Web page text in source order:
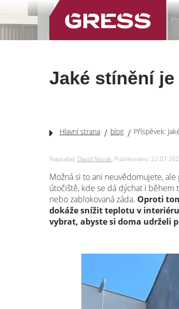
Jaké stínění
Hlavní strana blog Příspěvek:
Napsal(a): David Novák, Publikováno:
Možná si to ani neuvědomujete,
útočiště, kde se dá dýchat i
nebo zablokovaná záda. Oproti
dokáže snížit teplotu v
vybrat, abyste si doma udrželi